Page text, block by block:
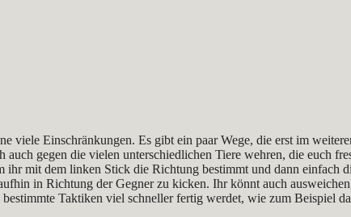
viele Einschränkungen. Es gibt ein paar Wege, die erst im
auch gegen die vielen unterschiedlichen Tiere wehren, die euch
mit dem linken Stick die Richtung bestimmt und dann einfach
in Richtung der Gegner zu kicken. Ihr könnt auch
Taktiken viel schneller fertig werdet, wie zum Beispiel